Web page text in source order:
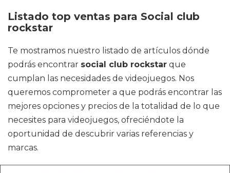
Listado top ventas para Social club
rockstar
Te mostramos nuestro listado de artículos dónde
podrás encontrar social club rockstar que
cumplan las necesidades de videojuegos. Nos
queremos comprometer a que podrás encontrar las
mejores opciones y precios de la totalidad de lo que
necesites para videojuegos, ofreciéndote la
oportunidad de descubrir varias referencias y
marcas.